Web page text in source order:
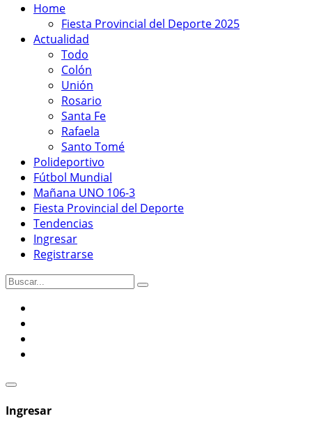
Home
Fiesta Provincial del Deporte 2025
Actualidad
Todo
Colón
Unión
Rosario
Santa Fe
Rafaela
Santo Tomé
Polideportivo
Fútbol Mundial
Mañana UNO 106-3
Fiesta Provincial del Deporte
Tendencias
Ingresar
Registrarse
Ingresar